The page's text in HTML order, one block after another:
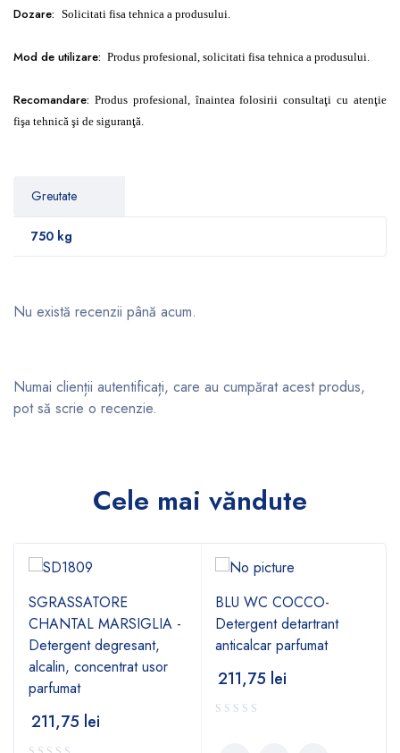
Dozare: Solicitati fisa tehnica a produsului.
Mod de utilizare: Produs profesional, solicitati fisa tehnica a produsului.
Recomandare: Produs profesional, înaintea folosirii consultaţi cu atenţie
fişa tehnică şi de siguranţă.
Greutate
750 kg
Nu există recenzii până acum.
Numai clienții autentificați, care au cumpărat acest produs,
pot să scrie o recenzie.
Cele mai văndute
SGRASSATORE
CHANTAL MARSIGLIA -
Detergent degresant,
alcalin, concentrat usor
parfumat
211,75 lei
BLU WC COCCO-
Detergent detartrant
anticalcar parfumat
211,75 lei